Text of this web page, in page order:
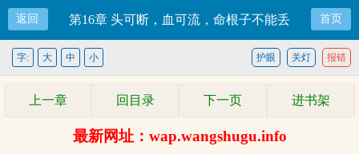
返回 第16章 头可断，血可流，命根子不能丢 首页
报错
关灯
护眼
字: 大 中 小
上一章 回目录 下一页 进书架
最新网址：wap.wangshugu.info